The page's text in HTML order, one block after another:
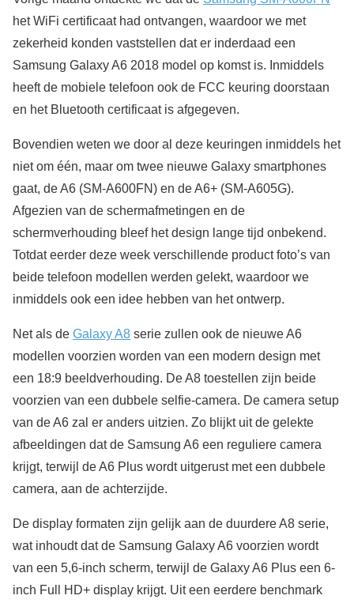
het WiFi certificaat had ontvangen, waardoor we met
zekerheid konden vaststellen dat er inderdaad een
Samsung Galaxy A6 2018 model op komst is. Inmiddels
heeft de mobiele telefoon ook de FCC keuring doorstaan
en het Bluetooth certificaat is afgegeven.
Bovendien weten we door al deze keuringen inmiddels het
niet om één, maar om twee nieuwe Galaxy smartphones
gaat, de A6 (SM-A600FN) en de A6+ (SM-A605G).
Afgezien van de schermafmetingen en de
schermverhouding bleef het design lange tijd onbekend.
Totdat eerder deze week verschillende product foto’s van
beide telefoon modellen werden gelekt, waardoor we
inmiddels ook een idee hebben van het ontwerp.
Net als de Galaxy A8 serie zullen ook de nieuwe A6
modellen voorzien worden van een modern design met
een 18:9 beeldverhouding. De A8 toestellen zijn beide
voorzien van een dubbele selfie-camera. De camera setup
van de A6 zal er anders uitzien. Zo blijkt uit de gelekte
afbeeldingen dat de Samsung A6 een reguliere camera
krijgt, terwijl de A6 Plus wordt uitgerust met een dubbele
camera, aan de achterzijde.
De display formaten zijn gelijk aan de duurdere A8 serie,
wat inhoudt dat de Samsung Galaxy A6 voorzien wordt
van een 5,6-inch scherm, terwijl de Galaxy A6 Plus een 6-
inch Full HD+ display krijgt. Uit een eerdere benchmark